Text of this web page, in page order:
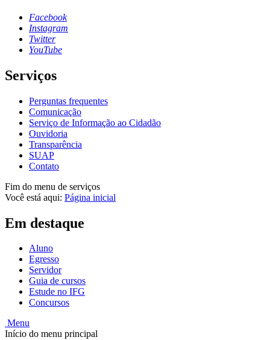
Facebook
Instagram
Twitter
YouTube
Serviços
Perguntas frequentes
Comunicação
Serviço de Informação ao Cidadão
Ouvidoria
Transparência
SUAP
Contato
Fim do menu de serviços
Você está aqui: Página inicial
Em destaque
Aluno
Egresso
Servidor
Guia de cursos
Estude no IFG
Concursos
Menu
Início do menu principal